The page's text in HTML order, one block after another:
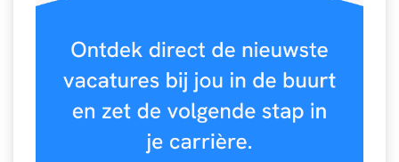
Startpagina onderwijs
Tweede Wereldoorlog
Studenten laptop
Docentenplein nieuwsbrief
Nieuwsbrief archief
Onderwijs CV